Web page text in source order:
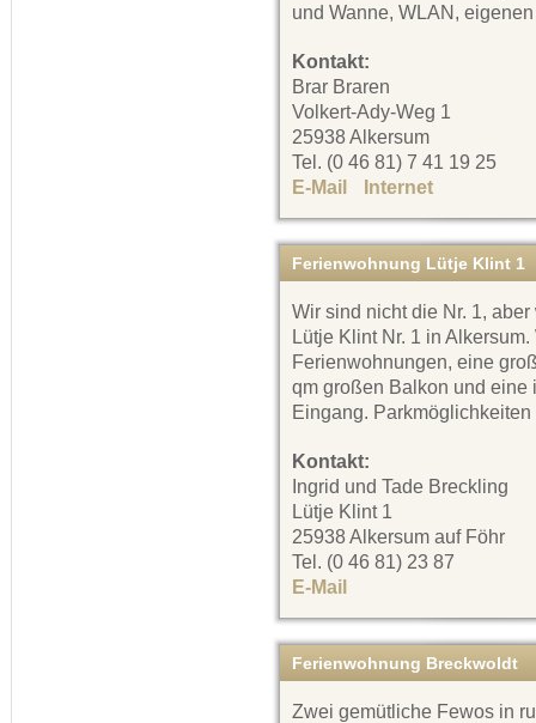
und Wanne, WLAN,
Kontakt:
Brar Braren
Volkert-Ady-Weg 1
25938 Alkersum
Tel. (0 46 81) 7 41 19 25
E-Mail
Internet
Ferienwohnung Lütje Klint 1
Wir sind nicht die Nr. 1,
Lütje Klint Nr. 1 in
Ferienwohnungen, eine
qm großen Balkon und eine
Eingang.
Kontakt:
Ingrid und Tade Breckling
Lütje Klint 1
25938 Alkersum auf Föhr
Tel. (0 46 81) 23 87
E-Mail
Ferienwohnung Breckwoldt
Zwei gemütliche Fewos in